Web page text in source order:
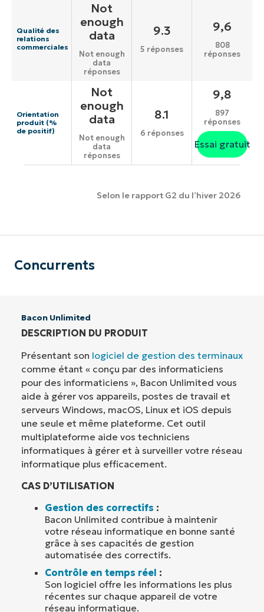
Qualité des
relations
commerciales
Not
enough
data
Not enough
data
réponses
9.3
5 réponses
9,6
808
réponses
Orientation
produit (%
de positif)
Not
enough
data
Not enough
data
réponses
8.1
6 réponses
9,8
897
réponses
Essai gratuit
Selon le rapport G2 du l’hiver 2026
Concurrents
Bacon Unlimited
DESCRIPTION DU PRODUIT
Présentant son logiciel de gestion des terminaux
comme étant « conçu par des informaticiens
pour des informaticiens », Bacon Unlimited vous
aide à gérer vos appareils, postes de travail et
serveurs Windows, macOS, Linux et iOS depuis
une seule et même plateforme. Cet outil
multiplateforme aide vos techniciens
informatiques à gérer et à surveiller votre réseau
informatique plus efficacement.
CAS D’UTILISATION
Gestion des correctifs :
Bacon Unlimited contribue à maintenir
votre réseau informatique en bonne santé
grâce à ses capacités de gestion
automatisée des correctifs.
Contrôle en temps réel :
Son logiciel offre les informations les plus
récentes sur chaque appareil de votre
réseau informatique.